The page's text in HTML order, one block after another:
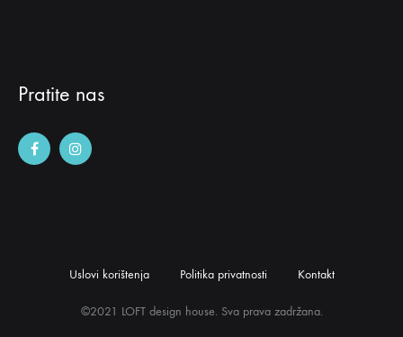
Pratite nas
©2021 LOFT design house. Sva prava zadržana.
Uslovi korištenja Politika privatnosti Kontakt